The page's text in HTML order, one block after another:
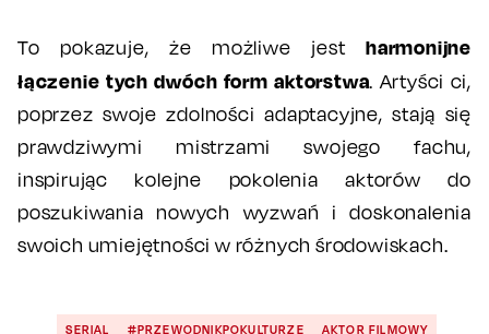
To pokazuje, że możliwe jest harmonijne
łączenie tych dwóch form aktorstwa. Artyści ci,
poprzez swoje zdolności adaptacyjne, stają się
prawdziwymi mistrzami swojego fachu,
inspirując kolejne pokolenia aktorów do
poszukiwania nowych wyzwań i doskonalenia
swoich umiejętności w różnych środowiskach.
SERIAL #PRZEWODNIKPOKULTURZE
AKTOR FILMOWY